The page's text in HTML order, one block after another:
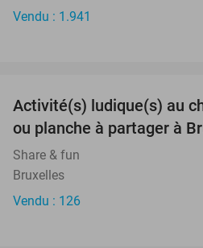
Vendu : 1.941
Activité(s) ludique(s) au
ou planche à partager à
Share & fun
Bruxelles
Vendu : 126